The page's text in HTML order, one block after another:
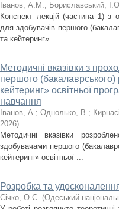
Іванов, А.М.; Бориславський,
Конспект лекцій (частина 1) з
для здобувачів першого
та кейтеринг» ...
Методичні вказівки з
першого (бакалаврського)
кейтеринг» освітньої
навчання
Іванов, А.; Однолько, В.;
2026)
Методичні вказівки
здобувачами першого
кейтеринг» освітньої ...
Розробка та
Січко, О.С. (Одеський